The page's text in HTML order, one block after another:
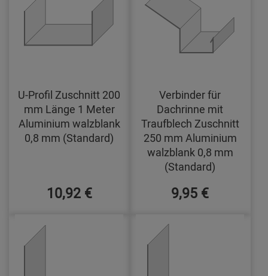
U-Profil Zuschnitt 200
mm Länge 1 Meter
Aluminium walzblank
0,8 mm (Standard)
10,92 €
Verbinder für
Dachrinne mit
Traufblech Zuschnitt
250 mm Aluminium
walzblank 0,8 mm
(Standard)
9,95 €